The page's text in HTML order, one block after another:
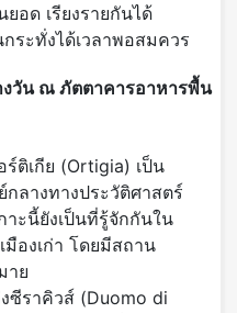
อด เรียงรายกันได้
ะทั่งได้เวลาพอสมควร
วัน ณ ภัตตาคารอาหารพื้น
ติเกีย (Ortigia) เป็น
กลางทางประวัติศาสตร์
าะนี้ยังเป็นที่รู้จักกันใน
องเก่า โดยมีสถาน
าย
ราคิวส์ (Duomo di